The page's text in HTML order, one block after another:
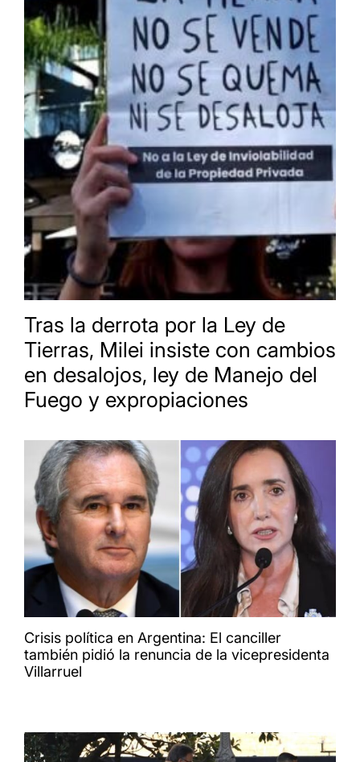
Tras la derrota por la Ley de
Tierras, Milei insiste con cambios
en desalojos, ley de Manejo del
Fuego y expropiaciones
Crisis política en Argentina: El canciller
también pidió la renuncia de la vicepresidenta
Villarruel